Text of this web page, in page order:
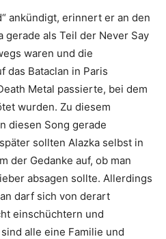
ankündigt, erinnert er an den
gerade als Teil der Never Say
waren und die
das Bataclan in Paris
Metal passierte, bei dem
wurden. Zu diesem
diesen Song gerade
sollten Alazka selbst in
der Gedanke auf, ob man
absagen sollte. Allerdings
darf sich von derart
einschüchtern und
alle eine Familie und